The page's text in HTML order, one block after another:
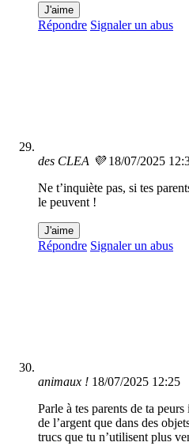
J'aime
Répondre Signaler un abus
des CLEA 💜 18/07/2025
Ne t’inquiète pas, si tes
le peuvent !
J'aime
Répondre Signaler un abus
animaux ! 18/07/2025 12:25
Parle à tes parents de ta
de l’argent que dans des
trucs que tu n’utilisent plus